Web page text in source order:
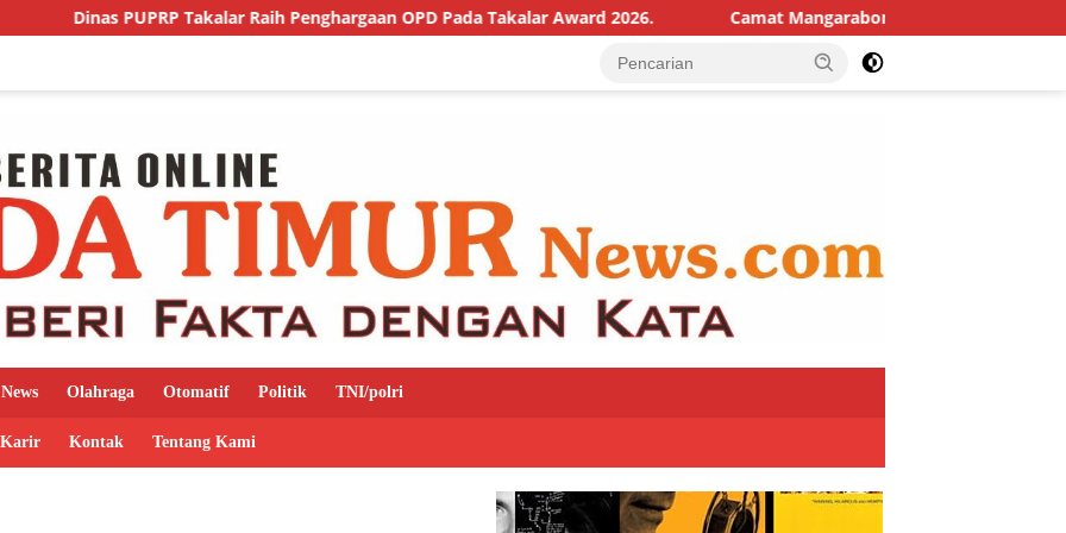
Takalar Raih Penghargaan OPD Pada Takalar Award 2026. Camat Mangarabombang, Mari Kita Sambut HUT ke-81
News Olahraga Otomatif Politik TNI/polri
Karir Kontak Tentang Kami